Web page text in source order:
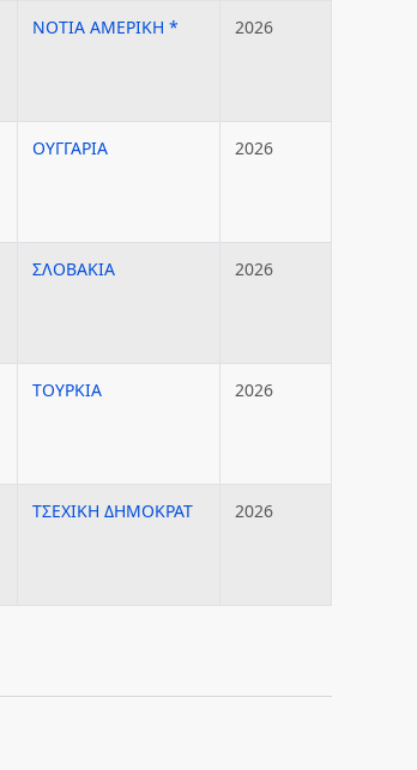
ΝΟΤΙΑ ΑΜΕΡΙΚΗ * 2026
ΟΥΓΓΑΡΙΑ 2026
ΣΛΟΒΑΚΙΑ 2026
ΤΟΥΡΚΙΑ 2026
ΤΣΕΧΙΚΗ ΔΗΜΟΚΡΑΤ 2026